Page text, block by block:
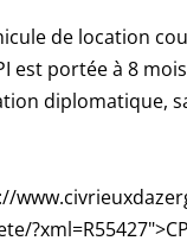
de location
est portée à 8
diplomatique,